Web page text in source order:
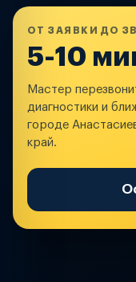
ОТ ЗАЯВКИ ДО
5-10
Мастер
диагностики и
городе
край.